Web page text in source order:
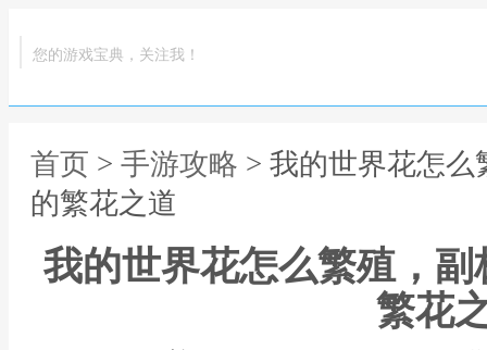
您的游戏宝典，关注我！
首页 > 手游攻略 > 我的世界花怎
的繁花之道
我的世界花怎么繁殖，
繁花